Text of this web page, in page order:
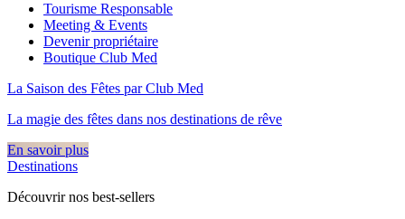
Tourisme Responsable
Meeting & Events
Devenir propriétaire
Boutique Club Med
La Saison des Fêtes par Club Med
La magie des fêtes dans nos destinations de rêve​
En savoir plus
Destinations
Découvrir nos best-sellers